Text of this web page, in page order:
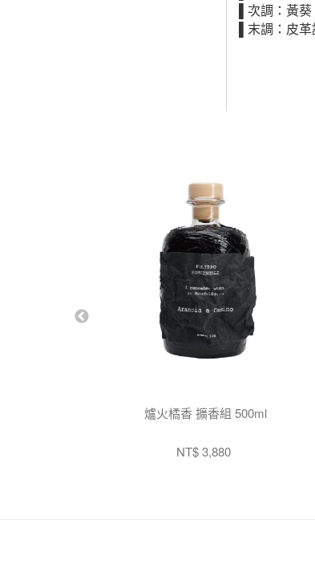
▌次調：黃
▌末調：皮
爐火橘香 擴香組 500ml
NT$ 3,880